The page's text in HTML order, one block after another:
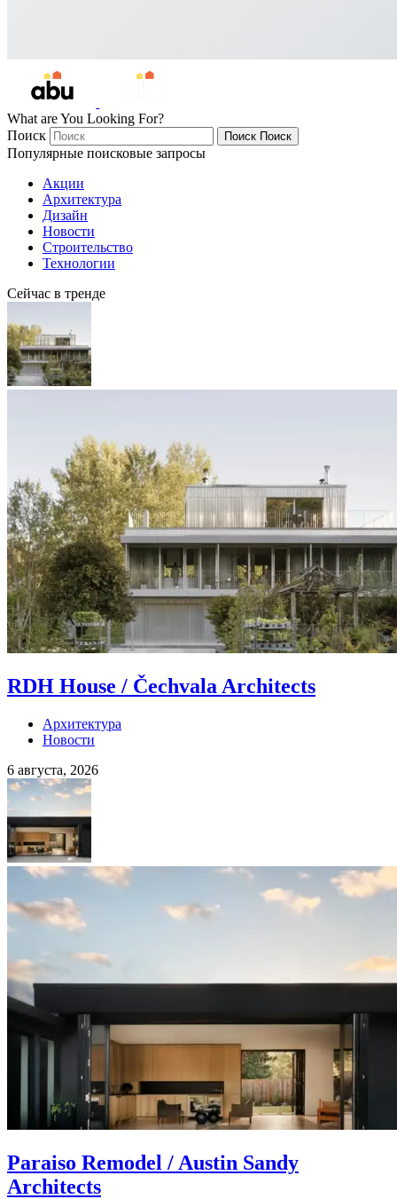
What are You Looking For?
Поиск
Поиск Поиск
Популярные поисковые запросы
Акции
Архитектура
Дизайн
Новости
Строительство
Технологии
Сейчас в тренде
RDH House / Čechvala Architects
Архитектура
Новости
6 августа, 2026
Paraiso Remodel / Austin Sandy
Architects